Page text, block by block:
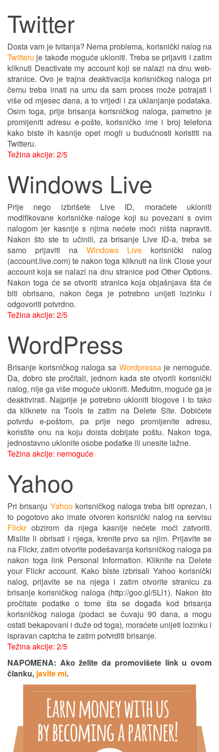
Twitter
Dosta vam je tvitanja? Nema problema, korisnički nalog na
Twitteru je takođe moguće ukloniti. Treba se prijaviti i zatim
kliknuti Deactivate my account koji se nalazi na dnu web-
stranice. Ovo je trajna deaktivacija korisničkog naloga pri
čemu treba imati na umu da sam proces može potrajati i
više od mjesec dana, a to vrijedi i za uklanjanje podataka.
Osim toga, prije brisanja korisničkog naloga, pametno je
promijeniti adresu e-pošte, korisničko ime i broj telefona
kako biste ih kasnije opet mogli u budućnosti koristiti na
Twitteru.
Težina akcije: 2/5
Windows Live
Prije nego izbrišete Live ID, moraćete ukloniti
modifikovane korisničke naloge koji su povezani s ovim
nalogom jer kasnije s njima nećete moći ništa napraviti.
Nakon što ste to učinili, za brisanje Live ID-a, treba se
samo prijaviti na Windows Live korisnički nalog
(account.live.com) te nakon toga kliknuti na link Close your
account koja se nalazi na dnu stranice pod Other Options.
Nakon toga će se otvoriti stranica koja objašnjava šta će
biti obrisano, nakon čega je potrebno unijeti lozinku i
odgovoriti potvrdno.
Težina akcije: 2/5
WordPress
Brisanje korisničkog naloga sa Wordpressa je nemoguće.
Da, dobro ste pročitali, jednom kada ste otvorili korisnički
nalog, nije ga više moguće ukloniti. Međutim, moguće ga je
deaktivirati. Najprije je potrebno ukloniti blogove i to tako
da kliknete na Tools te zatim na Delete Site. Dobićete
potvrdu e-poštom, pa prije nego promijenite adresu,
koristite onu na koju doista dobijate poštu. Nakon toga,
jednostavno uklonite osobe podatke ili unesite lažne.
Težina akcije: nemoguće
Yahoo
Pri brisanju Yahookorisničkog naloga treba biti oprezan, i
to pogotovo ako imate otvoren korisnički nalog na servisu
Flickrobzirom da njega kasnije nećete moći zatvoriti.
Mislite li obrisati i njega, krenite prvo sa njim. Prijavite se
na Flickr, zatim otvorite podešavanja korisničkog naloga pa
nakon toga link Personal Information. Kliknite na Delete
your Flickr account. Kako biste izbrisali Yahoo korisnički
nalog, prijavite se na njega i zatim otvorite stranicu za
brisanje korisničkog naloga (http://goo.gl/5Ll1). Nakon što
pročitate podatke o tome šta se događa kod brisanja
korisničkog naloga (podaci se čuvaju 90 dana, a mogu
ostati bekapovani i duže od toga), moraćete unijeti lozinku i
ispravan captcha te zatim potvrditi brisanje.
Težina akcije: 2/5
NAPOMENA: Ako želite da promovišete link u ovom
članku, javite mi.